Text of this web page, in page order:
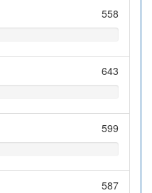
558
643
599
587